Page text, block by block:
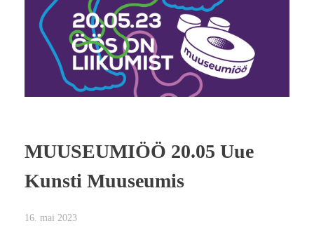
MUUSEUMIÖÖ 20.05 Uue
Kunsti Muuseumis
16. mai 2023